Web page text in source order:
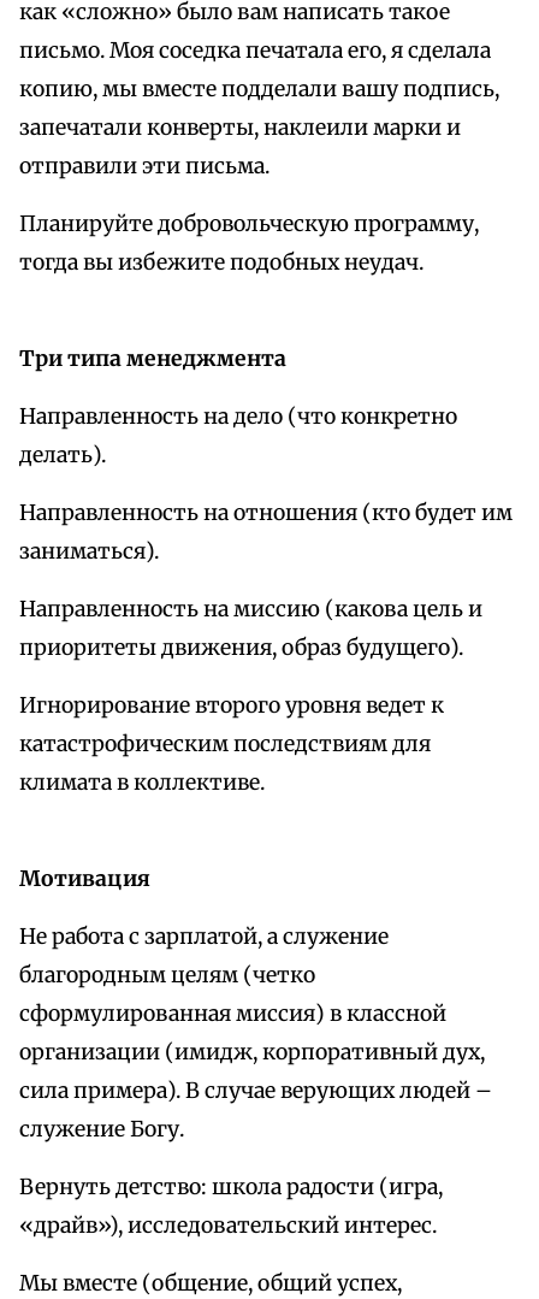
как «сложно» было вам написать такое
письмо. Моя соседка печатала его, я сделала
копию, мы вместе подделали вашу подпись,
запечатали конверты, наклеили марки и
отправили эти письма.
Планируйте добровольческую программу,
тогда вы избежите подобных неудач.
Три типа менеджмента
Направленность на дело (что конкретно
делать).
Направленность на отношения (кто будет им
заниматься).
Направленность на миссию (какова цель и
приоритеты движения, образ будущего).
Игнорирование второго уровня ведет к
катастрофическим последствиям для
климата в коллективе.
Мотивация
Не работа с зарплатой, а служение
благородным целям (четко
сформулированная миссия) в классной
организации (имидж, корпоративный дух,
сила примера). В случае верующих людей –
служение Богу.
Вернуть детство: школа радости (игра,
«драйв»), исследовательский интерес.
Мы вместе (общение, общий успех,